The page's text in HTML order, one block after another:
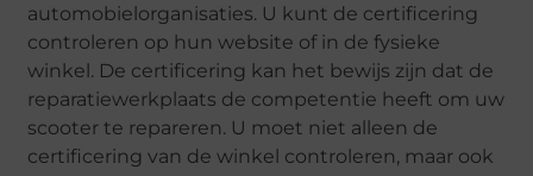
automobielorganisaties. U kunt de certificering
controleren op hun website of in de fysieke
winkel. De certificering kan het bewijs zijn dat de
reparatiewerkplaats de competentie heeft om uw
scooter te repareren. U moet niet alleen de
certificering van de winkel controleren, maar ook